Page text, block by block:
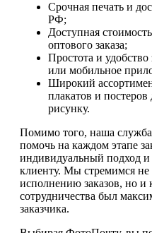
Срочная печать и
РФ;
Доступная
оптового заказа;
Простота и удобство
или мобильное
Широкий
плакатов и
рисунку.
Помимо того, наша служба
помочь на каждом этапе
индивидуальный подход
клиенту. Мы стремимся не
исполнению заказов, но и
сотрудничества был
заказчика.